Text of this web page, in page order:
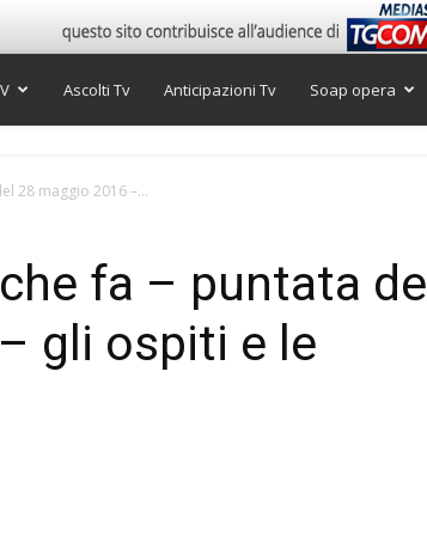
Ascolti Tv Anticipazioni Tv Soap opera
28 maggio 2016 –...
fa – puntata del
gli ospiti e le